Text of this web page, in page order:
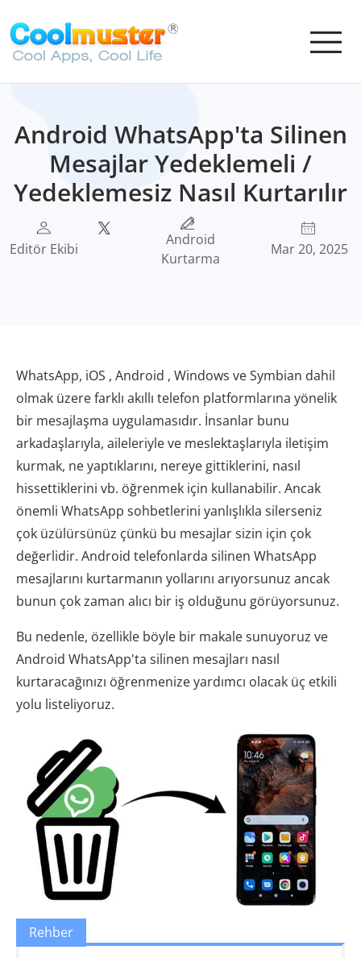
Android WhatsApp'ta Silinen
Mesajlar Yedeklemeli /
Yedeklemesiz Nasıl Kurtarılır
Editör Ekibi
Android
Kurtarma
Mar 20, 2025
WhatsApp, iOS , Android , Windows ve Symbian dahil
olmak üzere farklı akıllı telefon platformlarına yönelik
bir mesajlaşma uygulamasıdır. İnsanlar bunu
arkadaşlarıyla, aileleriyle ve meslektaşlarıyla iletişim
kurmak, ne yaptıklarını, nereye gittiklerini, nasıl
hissettiklerini vb. öğrenmek için kullanabilir. Ancak
önemli WhatsApp sohbetlerini yanlışlıkla silerseniz
çok üzülürsünüz çünkü bu mesajlar sizin için çok
değerlidir. Android telefonlarda silinen WhatsApp
mesajlarını kurtarmanın yollarını arıyorsunuz ancak
bunun çok zaman alıcı bir iş olduğunu görüyorsunuz.
Bu nedenle, özellikle böyle bir makale sunuyoruz ve
Android WhatsApp'ta silinen mesajları nasıl
kurtaracağınızı öğrenmenize yardımcı olacak üç etkili
yolu listeliyoruz.
Rehber